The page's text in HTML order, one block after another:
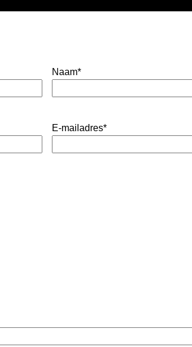
Naam*
E-mailadres*